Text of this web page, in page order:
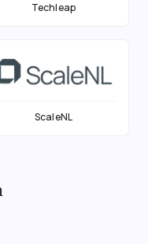
Techleap
ScaleNL